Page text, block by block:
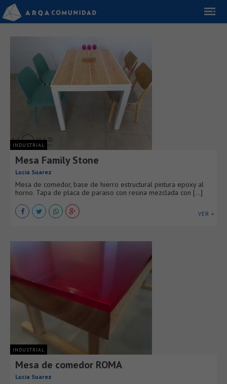
INDUSTRIAL
Mesa Family Stone
Lucia Suarez
Mesa de comedor, base de hierro estructural pintura epoxy al
horno. Tapa de placa de paraiso con resina mezclada con [...]
VER +
INDUSTRIAL
Mesa de comedor ROMA
Lucia Suarez